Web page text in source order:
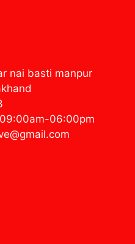
nai basti manpur
06:00pm